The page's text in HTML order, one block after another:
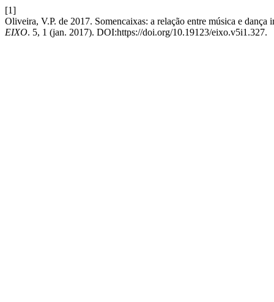
[1]
Oliveira, V.P. de 2017. Somencaixas: a relação entre música e
EIXO. 5, 1 (jan. 2017). DOI:https://doi.org/10.19123/eixo.v5i1.327.